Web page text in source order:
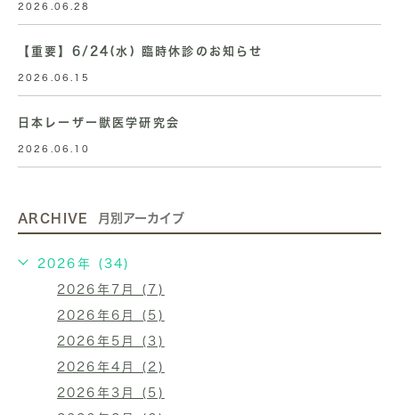
2026.06.28
【重要】6/24(水) 臨時休診のお知らせ
2026.06.15
日本レーザー獣医学研究会
2026.06.10
ARCHIVE 月別アーカイブ
2026年 (34)
2026年7月 (7)
2026年6月 (5)
2026年5月 (3)
2026年4月 (2)
2026年3月 (5)